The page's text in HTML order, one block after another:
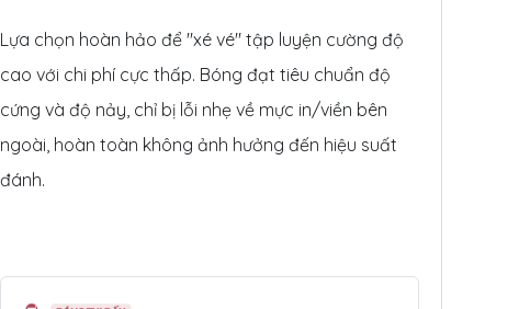
Lựa chọn hoàn hảo để "xé vé" tập luyện cường độ
cao với chi phí cực thấp. Bóng đạt tiêu chuẩn độ
cứng và độ nảy, chỉ bị lỗi nhẹ về mực in/viền bên
ngoài, hoàn toàn không ảnh hưởng đến hiệu suất
đánh.